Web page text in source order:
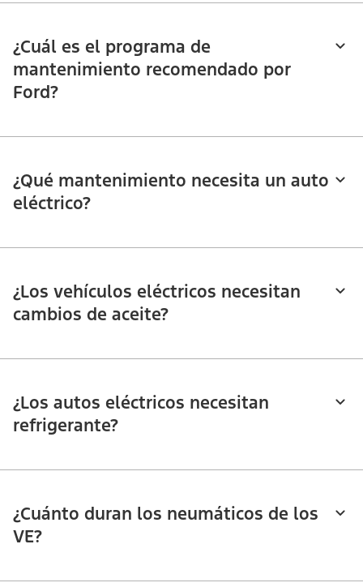
¿Cuál es el programa de
mantenimiento recomendado por
Ford?​​​​​​​
¿Qué mantenimiento necesita un auto
eléctrico?​​​​​​​
¿Los vehículos eléctricos necesitan
cambios de aceite?​​​​​​​
¿Los autos eléctricos necesitan
refrigerante?​​​​​​​
¿Cuánto duran los neumáticos de los
VE?